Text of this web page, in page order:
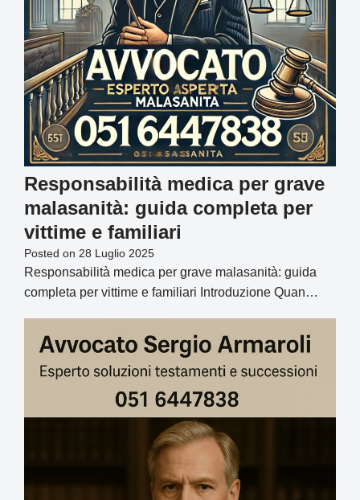
Responsabilità medica per grave
malasanità: guida completa per
vittime e familiari
Posted on 28 Luglio 2025
Responsabilità medica per grave malasanità: guida
completa per vittime e familiari Introduzione Quan…